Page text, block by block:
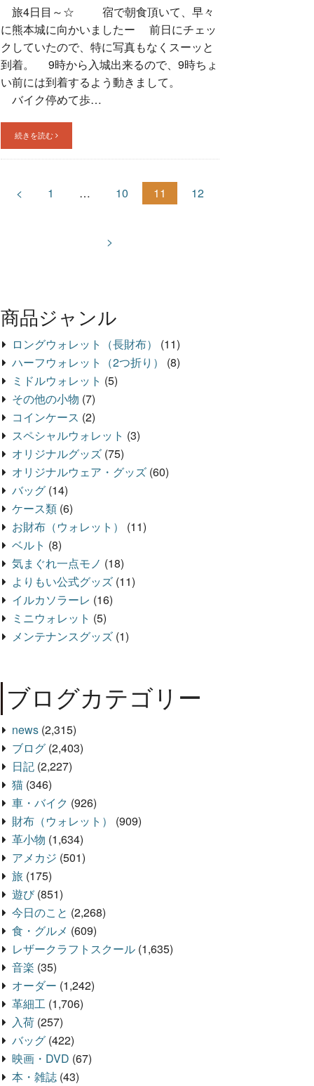
旅4日目～☆ 宿で朝食頂いて、早々
に熊本城に向かいましたー 前日にチェッ
クしていたので、特に写真もなくスーッと
到着。 9時から入城出来るので、9時ちょ
い前には到着するよう動きまして。
バイク停めて歩…
続きを読む
< 1 … 10 11 12
>
商品ジャンル
ロングウォレット（長財布）
(11)
ハーフウォレット（2つ折り）
(8)
ミドルウォレット (5)
その他の小物 (7)
コインケース (2)
スペシャルウォレット (3)
オリジナルグッズ (75)
オリジナルウェア・グッズ (60)
バッグ (14)
ケース類 (6)
お財布（ウォレット）
(11)
ベルト (8)
気まぐれ一点モノ (18)
よりもい公式グッズ (11)
イルカソラーレ (16)
ミニウォレット (5)
メンテナンスグッズ (1)
ブログカテゴリー
news (2,315)
ブログ (2,403)
日記 (2,227)
猫 (346)
車・バイク (926)
財布（ウォレット）
(909)
革小物 (1,634)
アメカジ (501)
旅 (175)
遊び(851)
今日のこと (2,268)
食・グルメ (609)
レザークラフトスクール (1,635)
音楽 (35)
オーダー (1,242)
革細工 (1,706)
入荷 (257)
バッグ (422)
映画・DVD (67)
本・雑誌 (43)